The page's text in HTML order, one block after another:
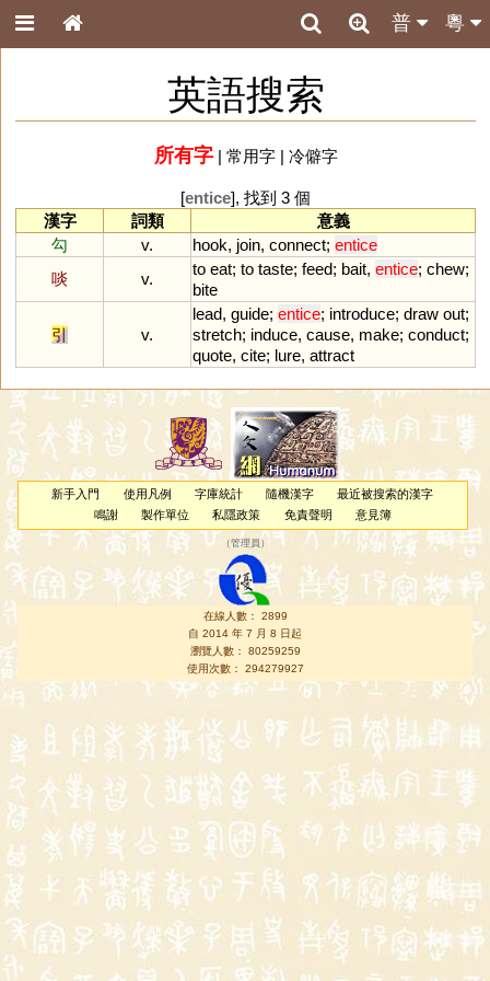
粵
普
英語搜索
所有字| 常用字| 冷僻字
[entice], 找到 3 個
漢字
詞類
意義
勾
v. hook, join, connect; entice
啖
v.
to eat; to taste; feed; bait, entice; chew;
bite
引 v.
lead, guide; entice; introduce; draw out;
stretch; induce, cause, make; conduct;
quote, cite; lure, attract
新手入門 使用凡例 字庫統計 隨機漢字
最近被搜索的漢字
鳴謝
製作單位 私隱政策 免責聲明 意見簿
（管理員 ）
在線人數： 2899
自 2014 年 7 月 8 日起
瀏覽人數： 80259259
使用次數： 294279927